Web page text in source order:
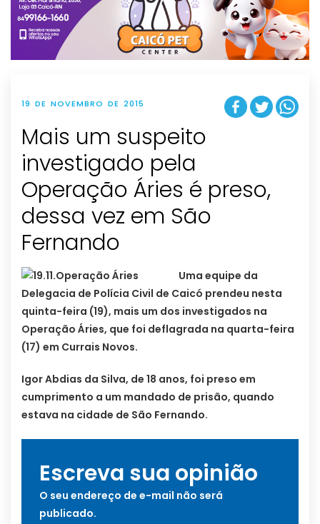
t
i
o
n
19 DE NOVEMBRO DE 2015
Mais um suspeito
investigado pela
Operação Áries é preso‏,
dessa vez em São
Fernando
Uma equipe da
Delegacia de Polícia Civil de Caicó prendeu nesta
quinta-feira (19), mais um dos investigados na
Operação Áries, que foi deflagrada na quarta-feira
(17) em Currais Novos.
Igor Abdias da Silva, de 18 anos, foi preso em
cumprimento a um mandado de prisão, quando
estava na cidade de São Fernando.
Escreva sua opinião
O seu endereço de e-mail não será
publicado.